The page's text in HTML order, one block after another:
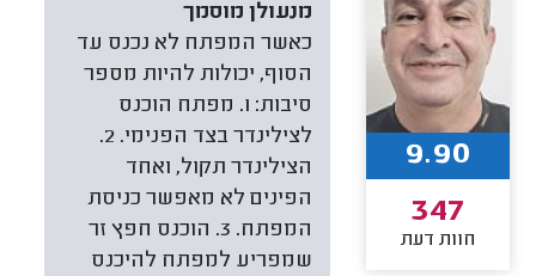
מנעולן מוסמך
כאשר המפתח לא נכנס עד
הסוף, יכולות להיות מספר
סיבות: 1. מפתח הוכנס
לצילינדר בצד הפנימי. 2.
הצילינדר תקול, ואחד
הפינים לא מאפשר כניסת
המפתח. 3. הוכנס חפץ זר
שמפריע למפתח להיכנס
9.90
347
חוות דעת